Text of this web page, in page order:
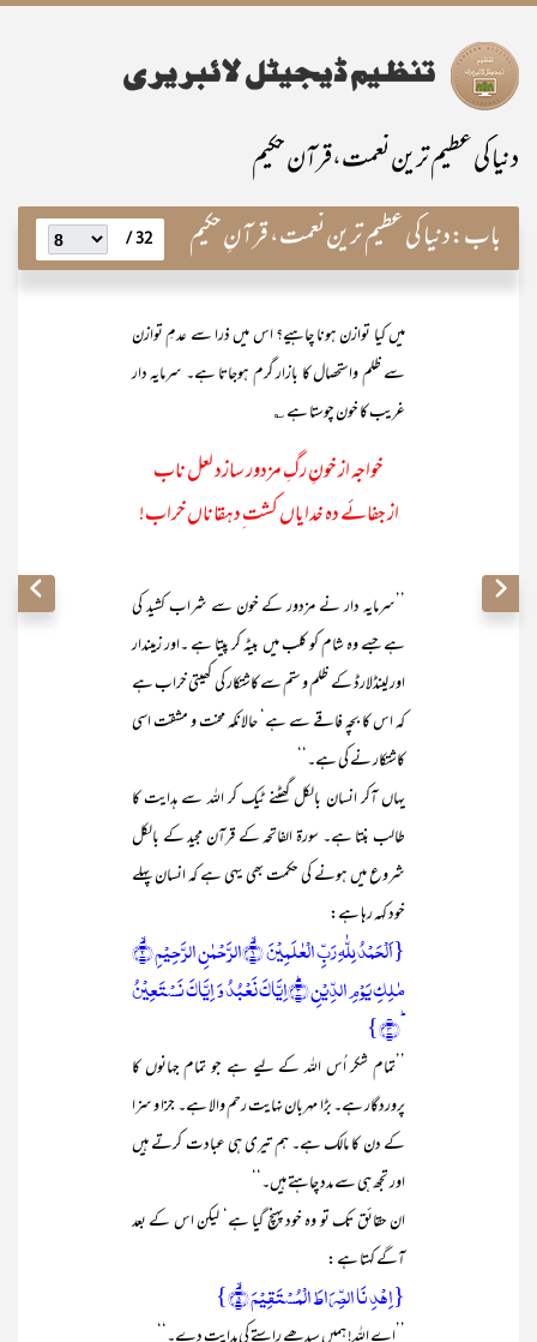
دنیا کی عظیم ترین نعمت،قرآن حکیم
باب:دنیا کی عظیم ترین نعمت، قرآنِ حکیم 32 /
میں کیا توازن ہونا چاہیے؟ اس میں ذرا سے عدمِ توازن
سے ظلم واستحصال کا بازار گرم ہوجاتا ہے۔ سرمایہ دار
غریب کا خون چوستا ہے ؎
خواجہ از خونِ رگِ مزدور سازد لعل ناب
از جفائے دہ خدایاں کشت ِدہقاناں خراب!
’’سرمایہ دار نے مزدور کے خون سے شراب کشید کی
ہے جسے وہ شام کو کلب میں بیٹہ کر پیتا ہے ۔اور زمیندار
اور لینڈلارڈ کے ظلم و ستم سے کاشتکار کی کھیتی خراب ہے
کہ اس کا بچہ فاقے سے ہے‘ حالانکہ محنت و مشقت اسی
کاشتکار نے کی ہے۔‘‘
یہاں آکر انسان بالکل گھٹنے ٹیک کر اللہ سے ہدایت کا
طالب بنتا ہے۔ سورۃ الفاتحہ کے قرآن مجید کے بالکل
شروع میں ہونے کی حکمت بھی یہی ہے کہ انسان پہلے
خود کہہ رہا ہے:
{اَلۡحَمۡدُ لِلّٰہِ رَبِّ الۡعٰلَمِیۡنَ ۙ﴿۱﴾الرَّحۡمٰنِ الرَّحِیۡمِ ۙ﴿۲﴾
مٰلِکِ یَوۡمِ الدِّیۡنِ ؕ﴿۳﴾اِیَّاکَ نَعۡبُدُ وَ اِیَّاکَ نَسۡتَعِیۡنُ
ؕ﴿۴﴾}
’’تمام شکر اُس اللہ کے لیے ہے جو تمام جہانوں کا
پروردگار ہے۔ بڑا مہربان نہایت رحم والا ہے۔ جزا و سزا
کے دن کا مالک ہے۔ ہم تیری ہی عبادت کرتے ہیں
اور تجھ ہی سے مدد چاہتے ہیں۔‘‘
ان حقائق تک تو وہ خود پہنچ گیا ہے‘ لیکن اس کے بعد
آگے کہتا ہے :
{اِہۡدِ نَا الصِّرَاطَ الۡمُسۡتَقِیۡمَ ۙ﴿۵﴾}